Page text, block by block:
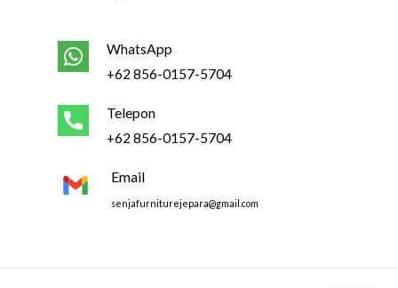
WhatsApp
+62 856-0157-5704
Telepon
+62 856-0157-5704
Email
senjafurniturejepara@gmail.com